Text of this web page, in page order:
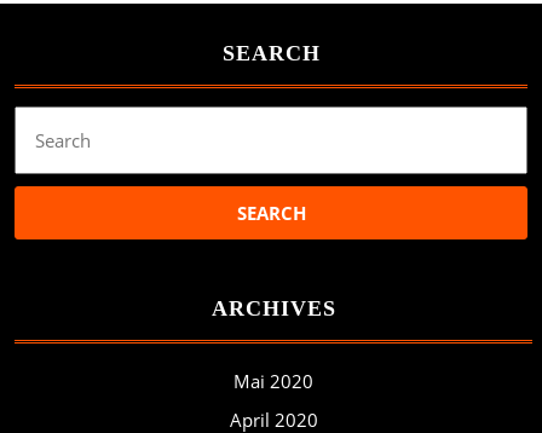
SEARCH
for:
ARCHIVES
Mai 2020
April 2020